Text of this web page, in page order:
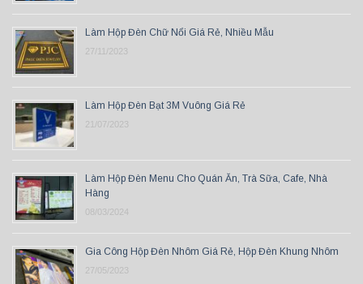
Làm Hộp Đèn Chữ Nổi Giá Rẻ, Nhiều Mẫu
27/11/2023
Làm Hộp Đèn Bạt 3M Vuông Giá Rẻ
21/07/2023
Làm Hộp Đèn Menu Cho Quán Ăn, Trà Sữa, Cafe, Nhà
Hàng
08/03/2024
Gia Công Hộp Đèn Nhôm Giá Rẻ, Hộp Đèn Khung Nhôm
27/05/2023